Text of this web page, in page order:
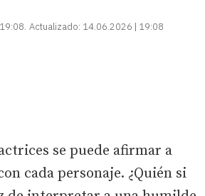
Actualizado: 14.06.2026 | 19:08
se puede afirmar a
cada personaje. ¿Quién si